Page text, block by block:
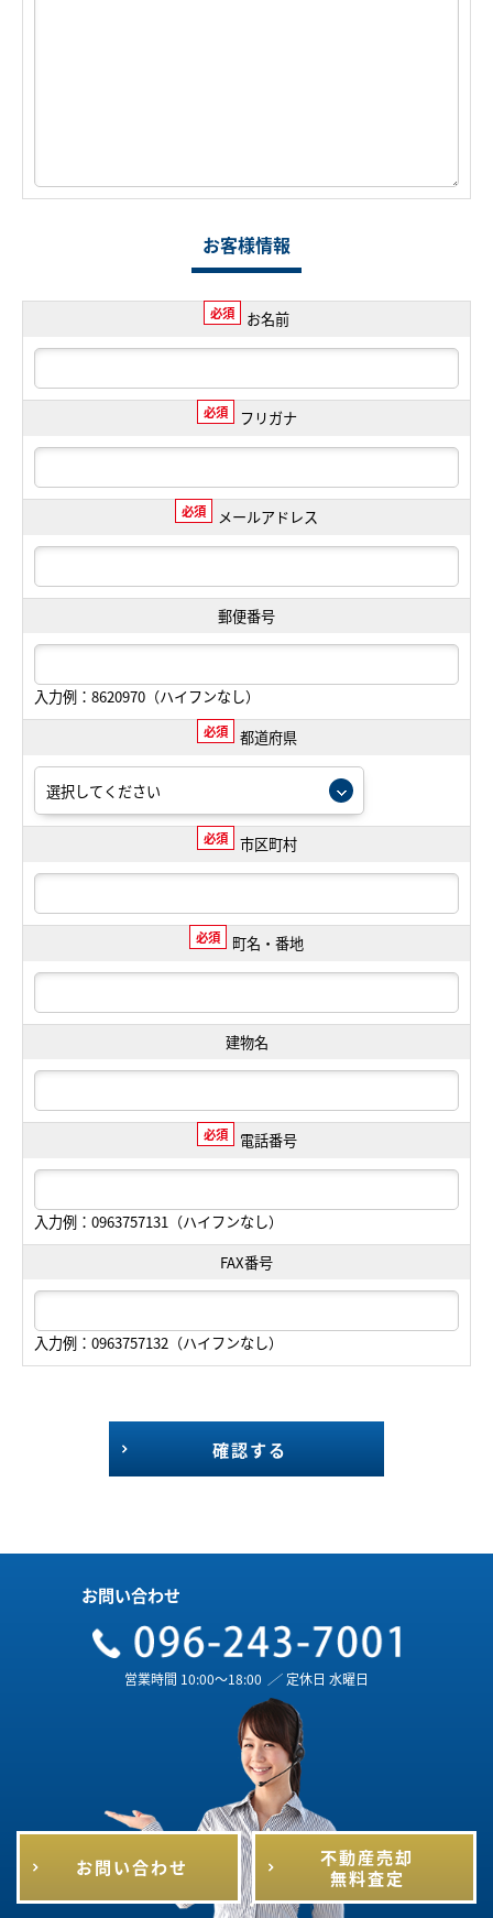
お客様情報
必須 お名前
必須 フリガナ
必須 メールアドレス
郵便番号
入力例：8620970（ハイフンなし）
必須 都道府県
必須 市区町村
必須 町名・番地
建物名
必須 電話番号
入力例：0963757131（ハイフンなし）
FAX番号
入力例：0963757132（ハイフンなし）
確認する
お問い合わせ
営業時間 10:00～18:00 ／ 定休日 水曜日
お問い合わせ
不動産売却
無料査定